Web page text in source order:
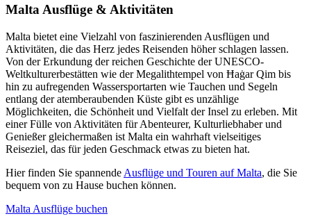
Malta Ausflüge & Aktivitäten
Malta bietet eine Vielzahl von faszinierenden Ausflügen und
Aktivitäten, die das Herz jedes Reisenden höher schlagen lassen.
Von der Erkundung der reichen Geschichte der UNESCO-
Weltkulturerbestätten wie der Megalithtempel von Ħaġar Qim bis
hin zu aufregenden Wassersportarten wie Tauchen und Segeln
entlang der atemberaubenden Küste gibt es unzählige
Möglichkeiten, die Schönheit und Vielfalt der Insel zu erleben. Mit
einer Fülle von Aktivitäten für Abenteurer, Kulturliebhaber und
Genießer gleichermaßen ist Malta ein wahrhaft vielseitiges
Reiseziel, das für jeden Geschmack etwas zu bieten hat.
Hier finden Sie spannende Ausflüge und Touren auf Malta, die Sie
bequem von zu Hause buchen können.
Malta Ausflüge buchen